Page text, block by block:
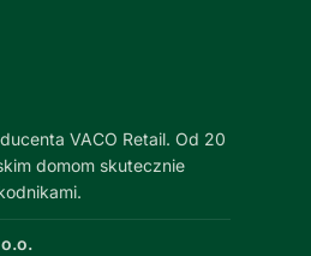
VACO Retail. Od 20
domom skutecznie